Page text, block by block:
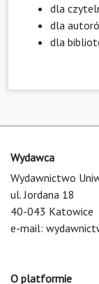
dla
dla
dla
Wydawca
Wydawnictwo
ul. Jordana 18
40-043 Katowice
e-mail:
O platformie